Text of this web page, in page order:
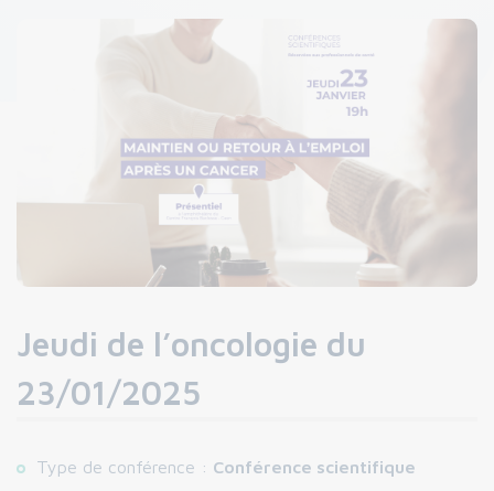
Jeudi de l’oncologie du
23/01/2025
Type de conférence : Conférence scientifique